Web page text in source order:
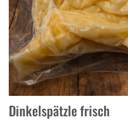
Dinkelspätzle frisch